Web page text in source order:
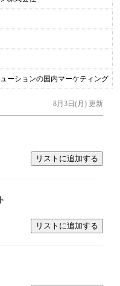
ーションの国内マーケティング
8月3日(月) 更新
リストに追加する
リストに追加する